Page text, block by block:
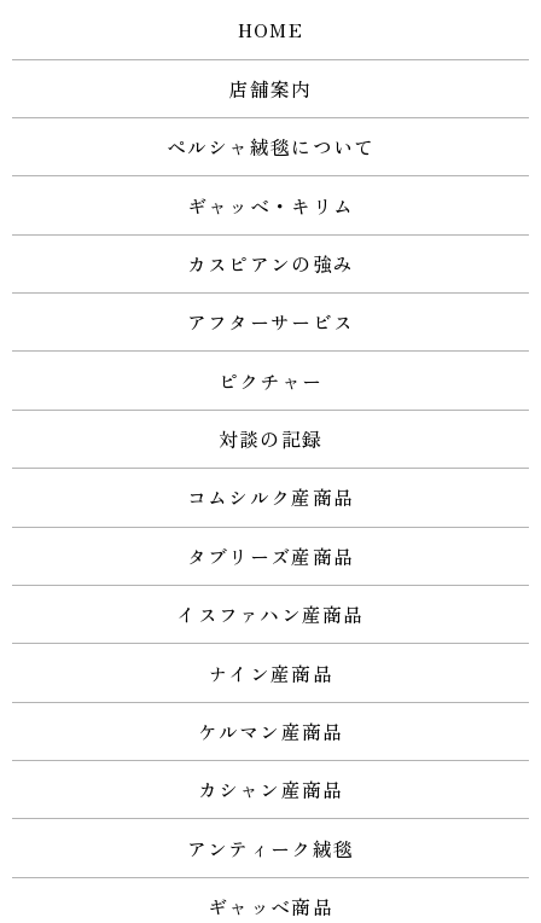
HOME
店舗案内
ペルシャ絨毯について
ギャッベ・キリム
カスピアンの強み
アフターサービス
ピクチャー
対談の記録
コムシルク産商品
タブリーズ産商品
イスファハン産商品
ナイン産商品
ケルマン産商品
カシャン産商品
アンティーク絨毯
ギャッベ商品